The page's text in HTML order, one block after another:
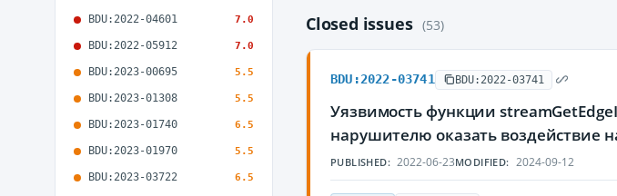
BDU:2022-04601 7.0
BDU:2022-05912 7.0
BDU:2023-00695 5.5
BDU:2023-01308 5.5
BDU:2023-01740 6.5
BDU:2023-01970 5.5
BDU:2023-03722 6.5
Closed issues (53)
BDU:2022-03741 BDU:2022-03741
Уязвимость функции
нарушителю оказать воздействие
PUBLISHED: 2022-06-23MODIFIED: 2024-09-12